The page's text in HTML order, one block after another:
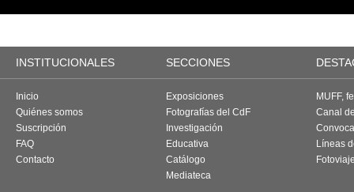
INSTITUCIONALES SECCIONES
Inicio
Quiénes somos
Suscripción
FAQ
Contacto
Exposiciones
Fotografías del CdF
Investigación
Educativa
Catálogo
Mediateca
MUFF,
Canal
Líneas